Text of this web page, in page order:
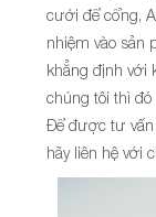
cưới để cổng,
nhiệm vào sản
khẳng định với
chúng tôi thì
Để được tư vấn
hãy liên hệ với